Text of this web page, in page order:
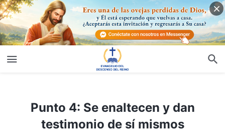
Punto 4: Se enaltecen y dan testimonio de sí mismos
Punto 4: Se enaltecen y dan
testimonio de sí mismos